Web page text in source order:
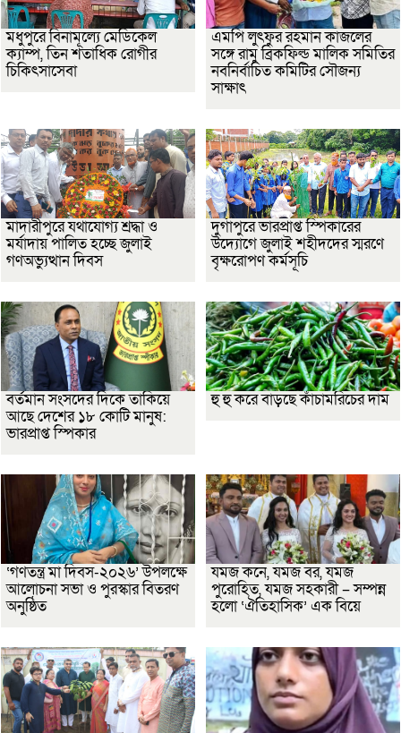
মধুপুরে বিনামূল্যে মেডিকেল
ক্যাম্প, তিন শতাধিক রোগীর
চিকিৎসাসেবা
এমপি লুৎফুর রহমান কাজলের
সঙ্গে রামু ব্রিকফিল্ড মালিক সমিতির
নবনির্বাচিত কমিটির সৌজন্য
সাক্ষাৎ
মাদারীপুরে যথাযোগ্য শ্রদ্ধা ও
মর্যাদায় পালিত হচ্ছে জুলাই
গণঅভ্যুত্থান দিবস
দুর্গাপুরে ভারপ্রাপ্ত স্পিকারের
উদ্যোগে জুলাই শহীদদের স্মরণে
বৃক্ষরোপণ কর্মসূচি
বর্তমান সংসদের দিকে তাকিয়ে
আছে দেশের ১৮ কোটি মানুষ:
ভারপ্রাপ্ত স্পিকার
হু হু করে বাড়ছে কাঁচামরিচের দাম
‘গণতন্ত্র মা দিবস-২০২৬’ উপলক্ষে
আলোচনা সভা ও পুরস্কার বিতরণ
অনুষ্ঠিত
যমজ কনে, যমজ বর, যমজ
পুরোহিত, যমজ সহকারী – সম্পন্ন
হলো ‘ঐতিহাসিক’ এক বিয়ে